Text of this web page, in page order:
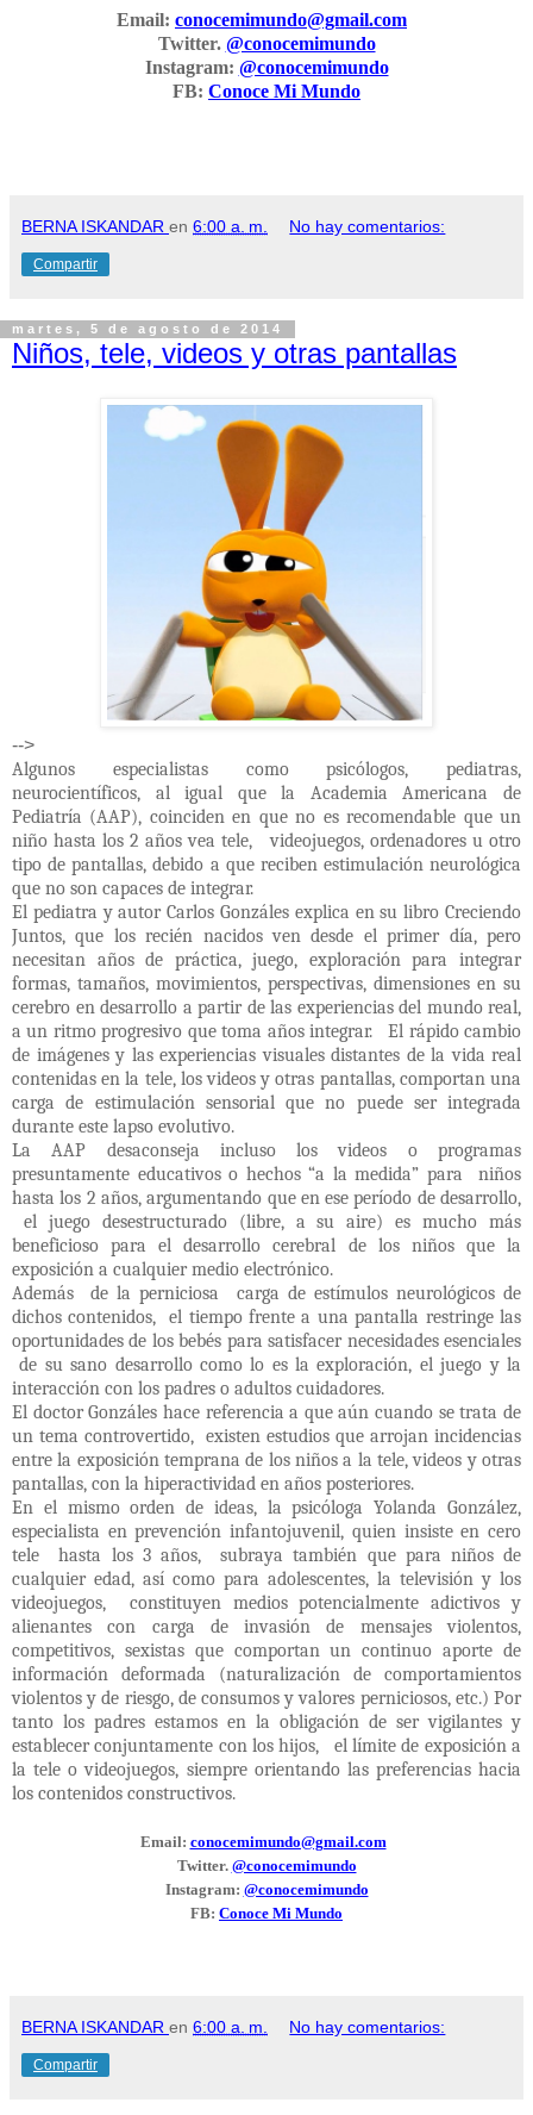
Email: conocemimundo@gmail.com
Twitter. @conocemimundo
Instagram: @conocemimundo
FB: Conoce Mi Mundo
BERNA ISKANDAR en 6:00 a. m. No hay comentarios:
Compartir
martes, 5 de agosto de 2014
Niños, tele, videos y otras pantallas
-->
Algunos especialistas como psicólogos, pediatras,
neurocientíficos, al igual que la Academia Americana de
Pediatría (AAP), coinciden en que no es recomendable que un
niño hasta los 2 años vea tele,
videojuegos, ordenadores u otro
tipo de pantallas, debido a que reciben estimulación neurológica
que no son capaces de integrar.
El pediatra y autor Carlos Gonzáles explica en su libro Creciendo
Juntos, que los recién nacidos ven desde el primer día, pero
necesitan años de práctica, juego, exploración para integrar
formas, tamaños, movimientos, perspectivas, dimensiones en su
cerebro en desarrollo a partir de las experiencias del mundo real,
a un ritmo progresivo que toma años integrar.
El rápido cambio
de imágenes y las experiencias visuales distantes de la vida real
contenidas en la tele, los videos y otras pantallas, comportan una
carga de estimulación sensorial que no puede ser integrada
durante este lapso evolutivo.
La AAP desaconseja incluso los videos o programas
presuntamente educativos o hechos “a la medida” para
niños
hasta los 2 años, argumentando que en ese período de desarrollo,
el juego desestructurado (libre, a su aire) es mucho más
beneficioso para el desarrollo cerebral de los niños que la
exposición a cualquier medio electrónico.
Además
de la perniciosa
carga de estímulos neurológicos de
dichos contenidos,
el tiempo frente a una pantalla restringe las
oportunidades de los bebés para satisfacer necesidades esenciales
de su sano desarrollo como lo es la exploración, el juego y la
interacción con los padres o adultos cuidadores.
El doctor Gonzáles hace referencia a que aún cuando se trata de
un tema controvertido, existen estudios que arrojan incidencias
entre la exposición temprana de los niños a la tele, videos y otras
pantallas, con la hiperactividad en años posteriores.
En el mismo orden de ideas, la psicóloga Yolanda González,
especialista en prevención infantojuvenil, quien insiste en cero
tele
hasta los 3 años,
subraya también que para niños de
cualquier edad, así como para adolescentes, la televisión y los
videojuegos,
constituyen medios potencialmente adictivos y
alienantes con carga de invasión de mensajes violentos,
competitivos, sexistas que comportan un continuo aporte de
información deformada (naturalización de comportamientos
violentos y de riesgo, de consumos y valores perniciosos, etc.) Por
tanto los padres estamos en la obligación de ser vigilantes y
establecer conjuntamente con los hijos,
el límite de exposición a
la tele o videojuegos, siempre orientando las preferencias hacia
los contenidos constructivos.
Email: conocemimundo@gmail.com
Twitter. @conocemimundo
Instagram: @conocemimundo
FB: Conoce Mi Mundo
BERNA ISKANDAR en 6:00 a. m. No hay comentarios:
Compartir